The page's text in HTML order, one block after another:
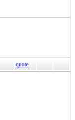
quote